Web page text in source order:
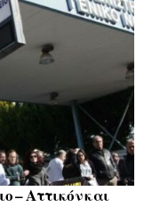
– Αττικόν και